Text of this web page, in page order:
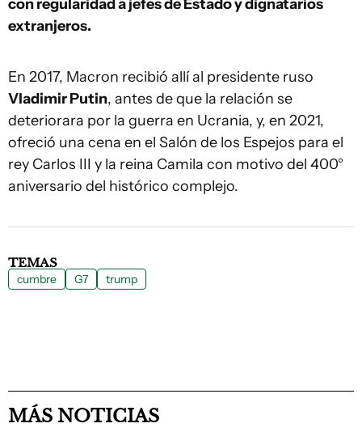
con regularidad a jefes de Estado y dignatarios
extranjeros.
En 2017, Macron recibió allí al presidente ruso
Vladimir Putin, antes de que la relación se
deteriorara por la guerra en Ucrania, y, en 2021,
ofreció una cena en el Salón de los Espejos para el
rey Carlos III y la reina Camila con motivo del 400°
aniversario del histórico complejo.
TEMAS
cumbre G7 trump
MÁS NOTICIAS